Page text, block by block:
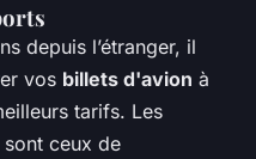
depuis l’étranger, il
vos billets d'avion à
tarifs. Les
ceux de